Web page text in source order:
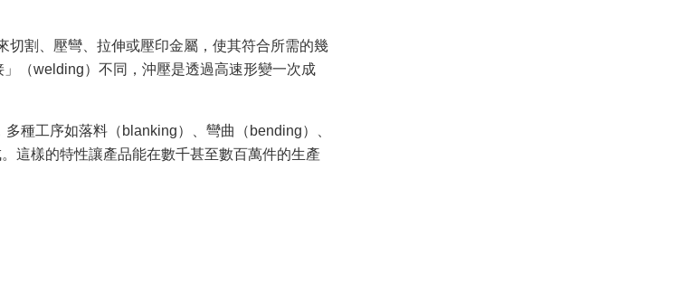
割、壓彎、拉伸或壓印金屬，使其符合所需的幾
（welding）不同，沖壓是透過高速形變一次成
種工序如落料（blanking）、彎曲（bending）、
這樣的特性讓產品能在數千甚至數百萬件的生產